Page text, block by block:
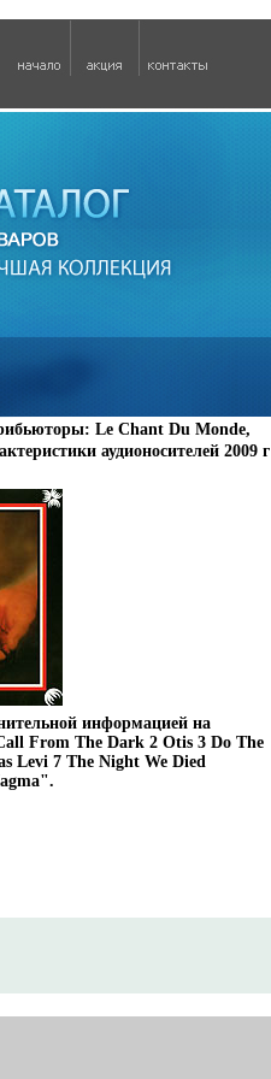
Le Chant Du Monde,
аудионосителей 2009 г
информацией на
From The Dark 2 Otis 3 Do The
Levi 7 The Night We Died